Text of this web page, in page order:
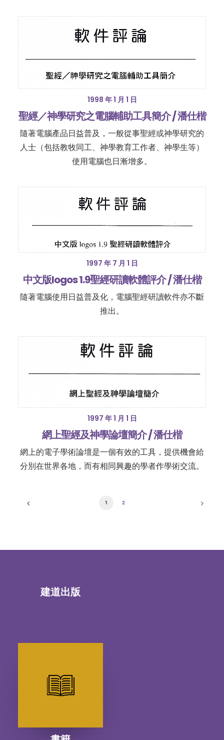
1998 年 1 月 1 日
聖經／神學研究之電腦輔助工具簡介 / 潘仕楷
隨著電腦產品日益普及，一般從事聖經或神學研究的
人士（包括教牧同工、神學教育工作者、神學生等）
使用電腦也日漸增多。
1997 年 7 月 1 日
中文版logos 1.9聖經研讀軟體評介 / 潘仕楷
隨著電腦使用日益普及化，電腦聖經研讀軟件亦不斷
推出。
1997 年 1 月 1 日
網上聖經及神學論壇簡介 / 潘仕楷
網上的電子學術論壇是一個有效的工具，提供機會給
分別在世界各地，而有相同興趣的學者作學術交流。
1 2
建道出版